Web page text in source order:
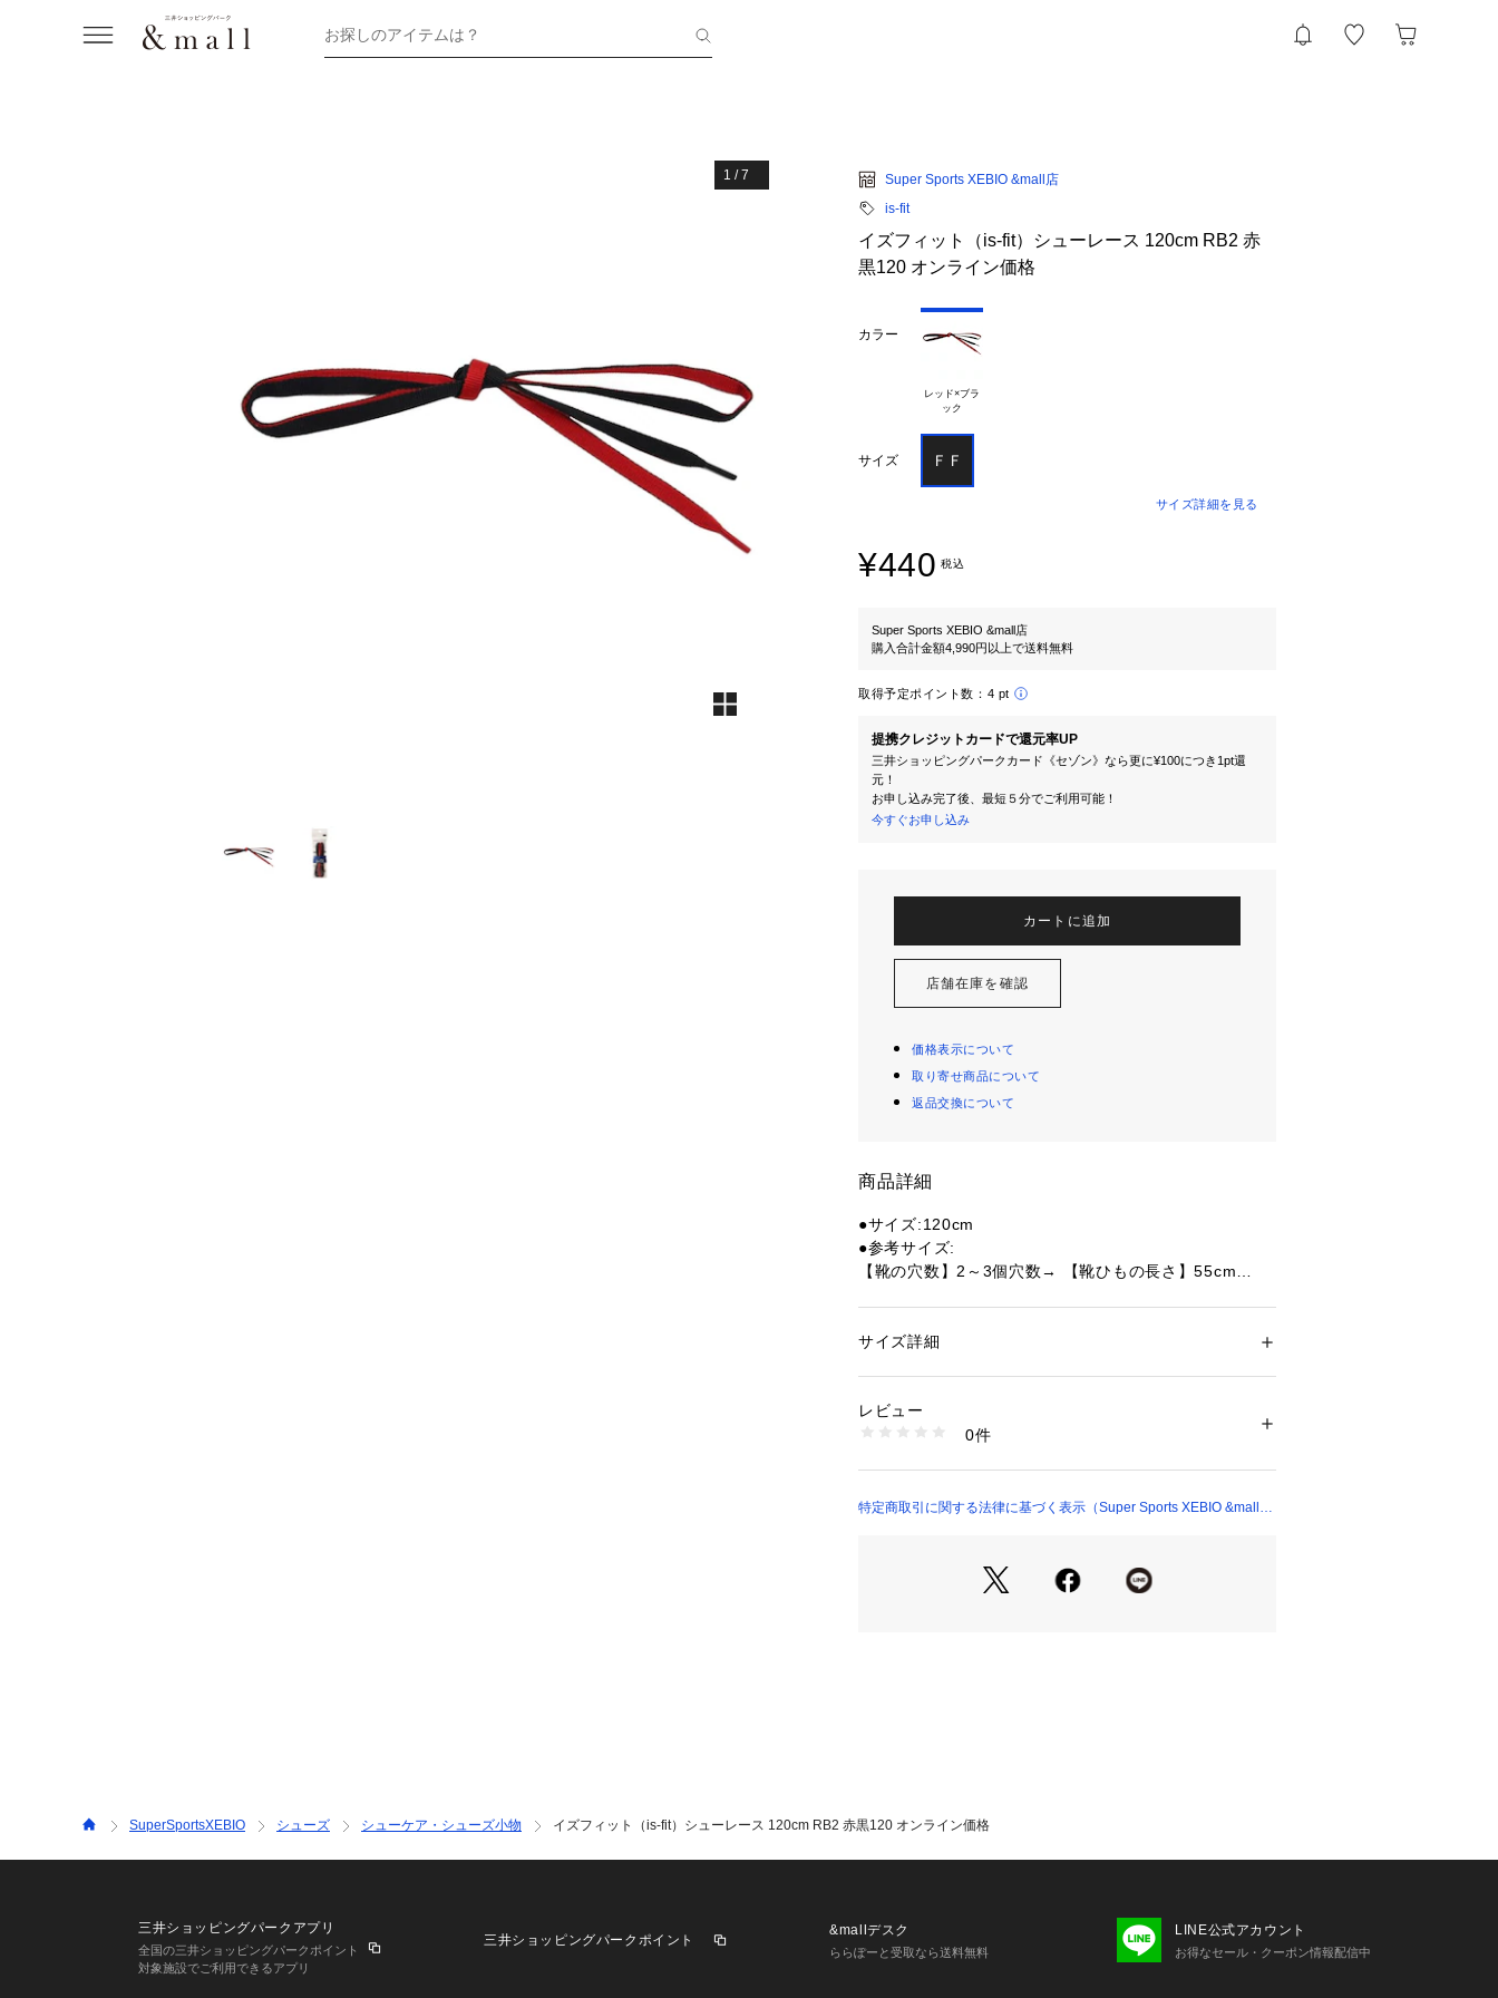
お探しのアイテムは？
1 /7
Super Sports XEBIO &mall店
is-fit
イズフィット（is-fit）シューレース 120cm RB2 赤
黒120 オンライン価格
カラー
レッド×ブラ
サイズ ＦＦ
サイズ詳細を見る
¥440 税込
Super Sports XEBIO &mall店
購入合計金額4,990円以上で送料無料
取得予定ポイント数： 4 pt
提携クレジットカードで還元率UP
三井ショッピングパークカード《セゾン》なら更に¥100につき1pt還
元！
お申し込み完了後、最短５分でご利用可能！
今すぐお申し込み
カートに追加
店舗在庫を確認
価格表示について
取り寄せ商品について
返品交換について
商品詳細
●サイズ:120cm
●参考サイズ:
【靴の穴数】2～3個穴数→ 【靴ひもの長さ】55cm
【靴の穴数】5～6個穴数→ 【靴ひもの長さ】90cm
【靴の穴数】8～9個穴数→ 【靴ひもの長さ】150cm
【靴の穴数】9～10個穴数→ 【靴ひもの長さ】180cm
す。
【商品の購入にあたっての注意事項】
※一部商品において弊社カラー表記がメーカーカラー表
性別：レディース
商品番号：
10089818901 （ショップ）
サイズ詳細
レビュー
0件
特定商取引に関する法律に基づく表示（Super Sports XEBIO &mall
SuperSportsXEBIO シューズ シューケア・シューズ小物 イズフィット（is-fit）シューレース 120cm RB2 赤黒120 オンライン価格
三井ショッピングパークアプリ
全国の三井ショッピングパークポイント
対象施設でご利用できるアプリ
三井ショッピングパークポイント
&mallデスク
ららぽーと受取なら送料無料
LINE公式アカウント
お得なセール・クーポン情報配信中